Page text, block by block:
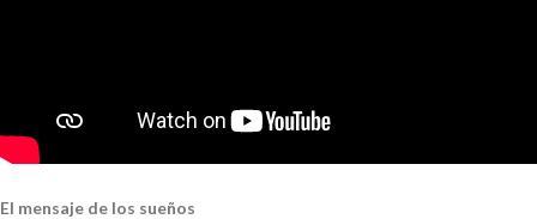
El mensaje de los sueños